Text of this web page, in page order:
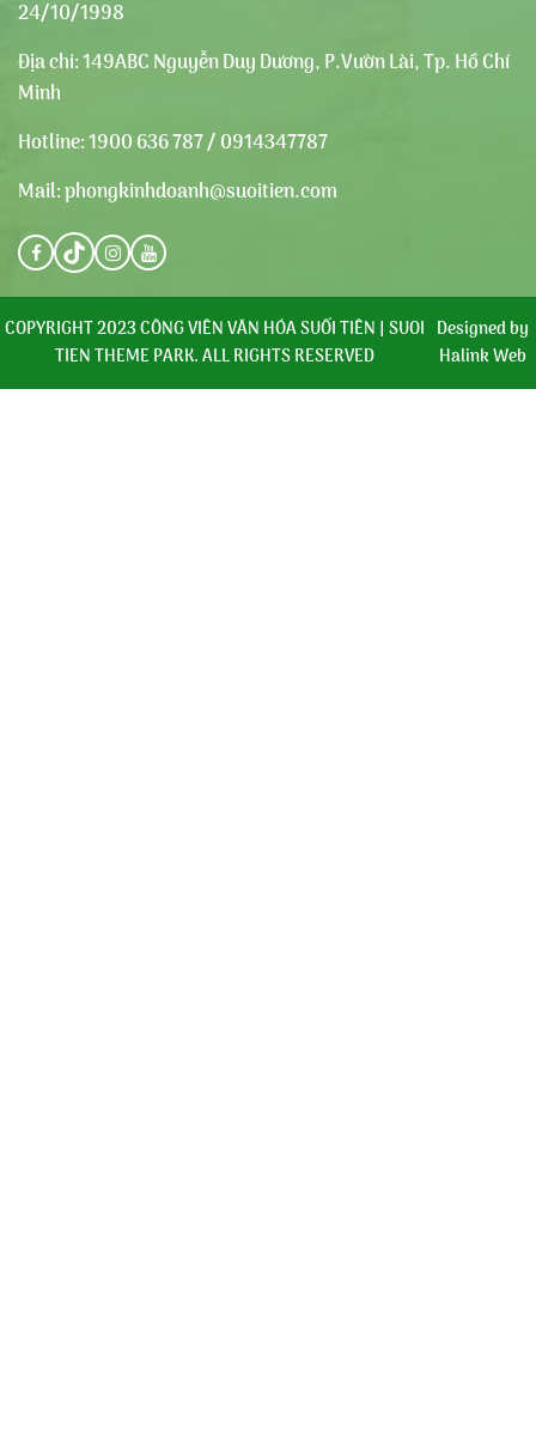
24/10/1998
Địa chỉ:149ABC Nguyễn Duy Dương, P.Vườn Lài, Tp. Hồ Chí
Minh
Hotline:1900 636 787 / 0914347787
Mail:phongkinhdoanh@suoitien.com
COPYRIGHT 2023 CÔNG VIÊN VĂN HÓA SUỐI TIÊN | SUOI
TIEN THEME PARK. ALL RIGHTS RESERVED
Designed by
Halink Web